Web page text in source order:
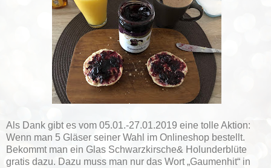
Als Dank gibt es vom 05.01.-27.01.2019 eine tolle Aktion:
Wenn man 5 Gläser seiner Wahl im Onlineshop bestellt.
Bekommt man ein Glas Schwarzkirsche& Holunderblüte
gratis dazu. Dazu muss man nur das Wort „Gaumenhit“ in